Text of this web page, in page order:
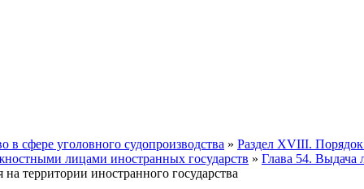
сфере уголовного судопроизводства » Раздел XVIII. Порядок
лицами иностранных государств » Глава 54. Выдача
территории иностранного государства